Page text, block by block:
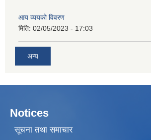
आय व्ययको विवरण
मिति: 02/05/2023 - 17:03
अन्य
Notices
सूचना तथा समाचार